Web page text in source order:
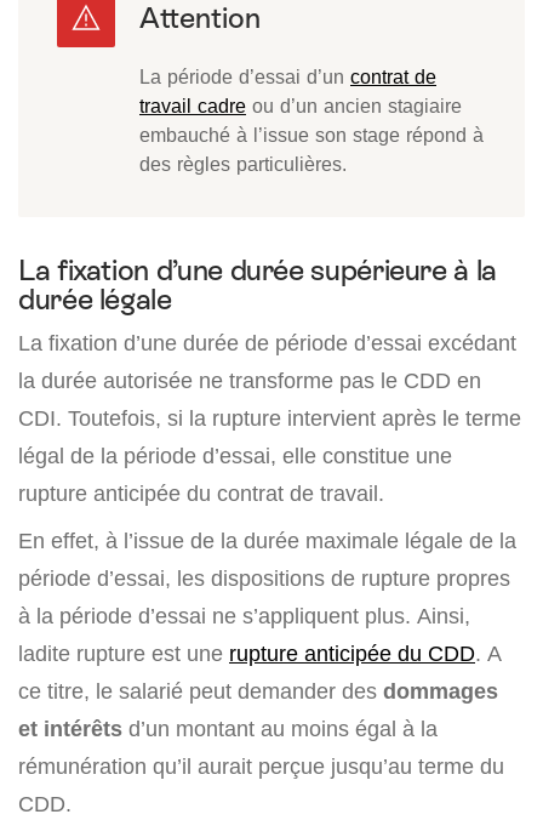
La période d’essai d’un contrat de
travail cadre ou d’un ancien stagiaire
embauché à l’issue son stage répond à
des règles particulières.
La fixation d’une durée supérieure à la
durée légale
La fixation d’une durée de période d’essai excédant
la durée autorisée ne transforme pas le CDD en
CDI. Toutefois, si la rupture intervient après le terme
légal de la période d’essai, elle constitue une
rupture anticipée du contrat de travail.
En effet, à l’issue de la durée maximale légale de la
période d’essai, les dispositions de rupture propres
à la période d’essai ne s’appliquent plus. Ainsi,
ladite rupture est une rupture anticipée du CDD. A
ce titre, le salarié peut demander des dommages
et intérêts d’un montant au moins égal à la
rémunération qu’il aurait perçue jusqu’au terme du
CDD.